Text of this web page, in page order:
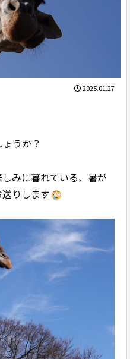
2025.01.27
うか？
みに暮れている、暑が
りします